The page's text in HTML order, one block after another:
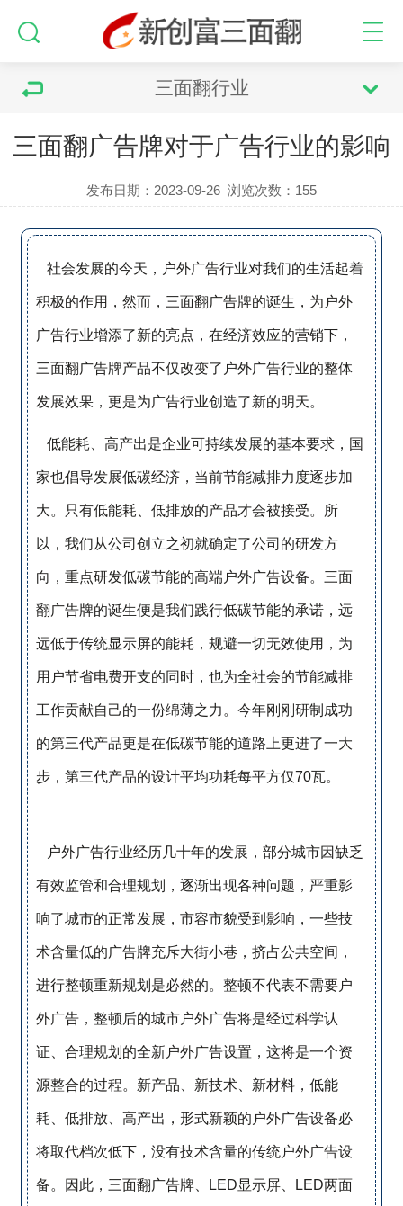
三面翻行业
三面翻广告牌对于广告行业的影响
发布日期：2023-09-26 浏览次数： 155
社会发展的今天，户外广告行业对我们的生活起着
积极的作用，然而，三面翻广告牌的诞生，为户外
广告行业增添了新的亮点，在经济效应的营销下，
三面翻广告牌产品不仅改变了户外广告行业的整体
发展效果，更是为广告行业创造了新的明天。
低能耗、高产出是企业可持续发展的基本要求，国
家也倡导发展低碳经济，当前节能减排力度逐步加
大。只有低能耗、低排放的产品才会被接受。所
以，我们从公司创立之初就确定了公司的研发方
向，重点研发低碳节能的高端户外广告设备。三面
翻广告牌的诞生便是我们践行低碳节能的承诺，远
远低于传统显示屏的能耗，规避一切无效使用，为
用户节省电费开支的同时，也为全社会的节能减排
工作贡献自己的一份绵薄之力。今年刚刚研制成功
的第三代产品更是在低碳节能的道路上更进了一大
步，第三代产品的设计平均功耗每平方仅70瓦。
户外广告行业经历几十年的发展，部分城市因缺乏
有效监管和合理规划，逐渐出现各种问题，严重影
响了城市的正常发展，市容市貌受到影响，一些技
术含量低的广告牌充斥大街小巷，挤占公共空间，
进行整顿重新规划是必然的。整顿不代表不需要户
外广告，整顿后的城市户外广告将是经过科学认
证、合理规划的全新户外广告设置，这将是一个资
源整合的过程。新产品、新技术、新材料，低能
耗、低排放、高产出，形式新颖的户外广告设备必
将取代档次低下，没有技术含量的传统户外广告设
备。因此，三面翻广告牌、LED显示屏、LED两面